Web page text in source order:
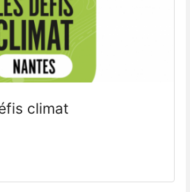
climat